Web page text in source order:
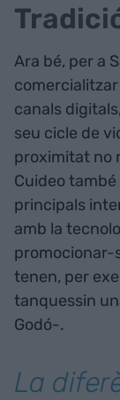
Ara bé, per a
canals
seu cicle de
proximitat no
Cuideo
principals
amb la
promocionar-
tenen, per
tanquessin
Godó-.
La